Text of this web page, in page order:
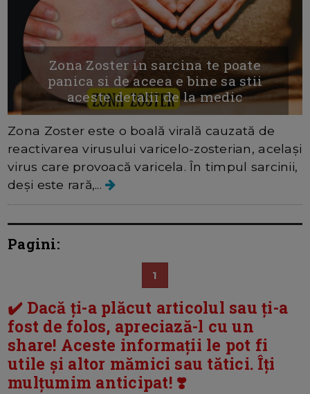
Zona Zoster in sarcina te poate
panica si de aceea e bine sa stii
aceste detalii de la medic
Zona Zoster este o boală virală cauzată de
reactivarea virusului varicelo-zosterian, același
virus care provoacă varicela. În timpul sarcinii,
deși este rară,...
Pagini:
1
✔️ Dacă ți-a plăcut articolul sau ți-a
fost de folos, apreciază-l cu un
share! Aceste informații le pot fi
utile și altor mămici sau tătici. Îți
mulțumim anticipat! ❣️